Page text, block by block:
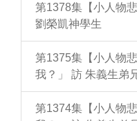
第1378集【小人物
劉榮凱神學生
第1375集【小人物
我？」 訪 朱義生弟
第1374集【小人物